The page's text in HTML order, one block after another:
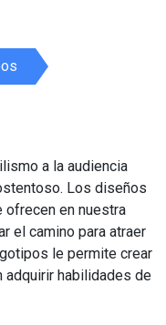
a la audiencia
Los diseños
en nuestra
el camino para atraer
le permite crear
habilidades de